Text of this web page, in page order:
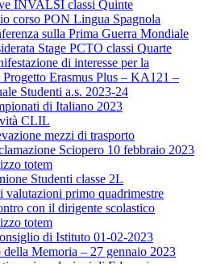
INVALSI classi Quinte
corso PON Lingua Spagnola
sulla Prima Guerra Mondiale
Stage PCTO classi Quarte
di interesse per la
Progetto Erasmus Plus – KA121 –
Studenti a.s. 2023-24
di Italiano 2023
CLIL
mezzi di trasporto
Sciopero 10 febbraio 2023
totem
Studenti classe 2L
valutazioni primo quadrimestre
con il dirigente scolastico
totem
di Istituto 01-02-2023
Memoria – 27 gennaio 2023